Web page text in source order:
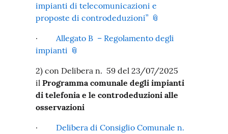
impianti di telecomunicazioni e
proposte di controdeduzioni”
·
Allegato B – Regolamento degli
impianti
2) con Delibera n. 59 del 23/07/2025
il Programma comunale degli impianti
di telefonia e le controdeduzioni alle
osservazioni
· Delibera di Consiglio Comunale n.